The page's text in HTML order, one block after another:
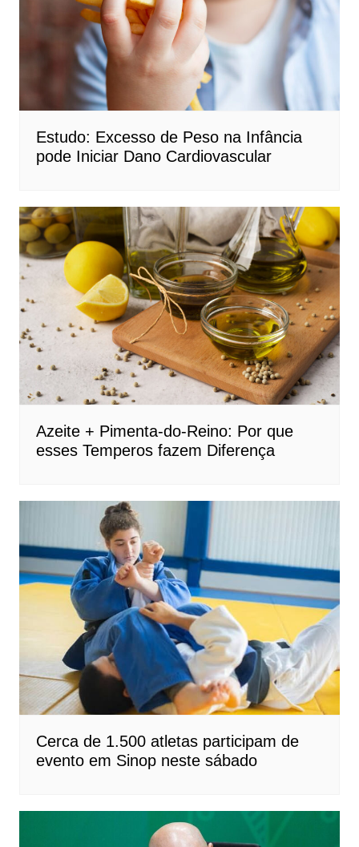
Estudo: Excesso de Peso na Infância
pode Iniciar Dano Cardiovascular
Azeite + Pimenta-do-Reino: Por que
esses Temperos fazem Diferença
Cerca de 1.500 atletas participam de
evento em Sinop neste sábado